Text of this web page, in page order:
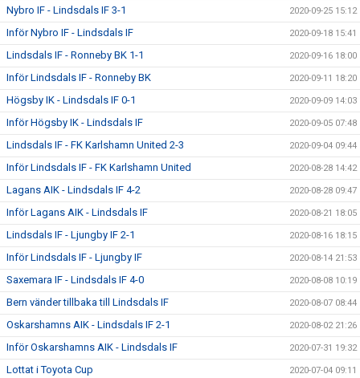
Nybro IF - Lindsdals IF 3-1 2020-09-25 15:12
Inför Nybro IF - Lindsdals IF 2020-09-18 15:41
Lindsdals IF - Ronneby BK 1-1 2020-09-16 18:00
Inför Lindsdals IF - Ronneby BK 2020-09-11 18:20
Högsby IK - Lindsdals IF 0-1 2020-09-09 14:03
Inför Högsby IK - Lindsdals IF 2020-09-05 07:48
Lindsdals IF - FK Karlshamn United 2-3 2020-09-04 09:44
Inför Lindsdals IF - FK Karlshamn United 2020-08-28 14:42
Lagans AIK - Lindsdals IF 4-2 2020-08-28 09:47
Inför Lagans AIK - Lindsdals IF 2020-08-21 18:05
Lindsdals IF - Ljungby IF 2-1 2020-08-16 18:15
Inför Lindsdals IF - Ljungby IF 2020-08-14 21:53
Saxemara IF - Lindsdals IF 4-0 2020-08-08 10:19
Bern vänder tillbaka till Lindsdals IF 2020-08-07 08:44
Oskarshamns AIK - Lindsdals IF 2-1 2020-08-02 21:26
Inför Oskarshamns AIK - Lindsdals IF 2020-07-31 19:32
Lottat i Toyota Cup 2020-07-04 09:11